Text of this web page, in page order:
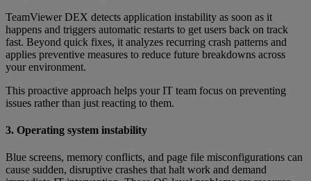
TeamViewer DEX detects application instability as soon as it
happens and triggers automatic restarts to get users back on track
fast. Beyond quick fixes, it analyzes recurring crash patterns and
applies preventive measures to reduce future breakdowns across
your environment.
This proactive approach helps your IT team focus on preventing
issues rather than just reacting to them.
3. Operating system instability
Blue screens, memory conflicts, and page file misconfigurations can
cause sudden, disruptive crashes that halt work and demand